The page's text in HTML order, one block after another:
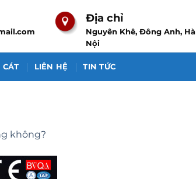
Địa chỉ
Nguyên Khê, Đông Anh, Hà
Nội
CÁT LIÊN HỆ TIN TỨC
không?